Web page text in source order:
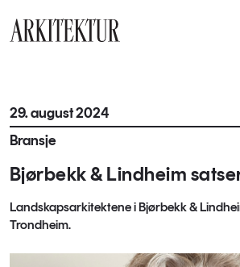
29. august 2024
Bransje
Bjørbekk & Lindheim
Landskapsarkitektene i Bjørbekk &
Trondheim.